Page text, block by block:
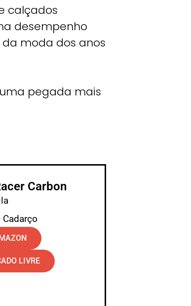
calçados
desempenho
moda dos anos
pegada mais
Carbon
LIVRE